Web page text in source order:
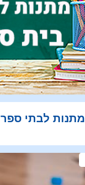
מתנות לבתי ספר